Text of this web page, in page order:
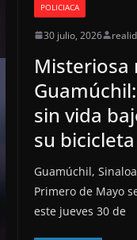
POLICIACA
30 julio, 2026
Misteriosa
sin vida
su bicicleta
Guamúchil,
Primero de Mayo
este jueves 30 de